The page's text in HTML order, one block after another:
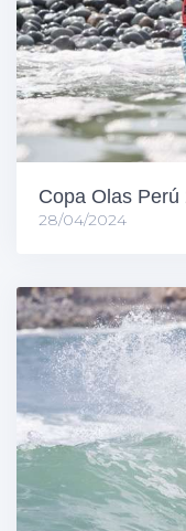
Copa Olas Perú
28/04/2024